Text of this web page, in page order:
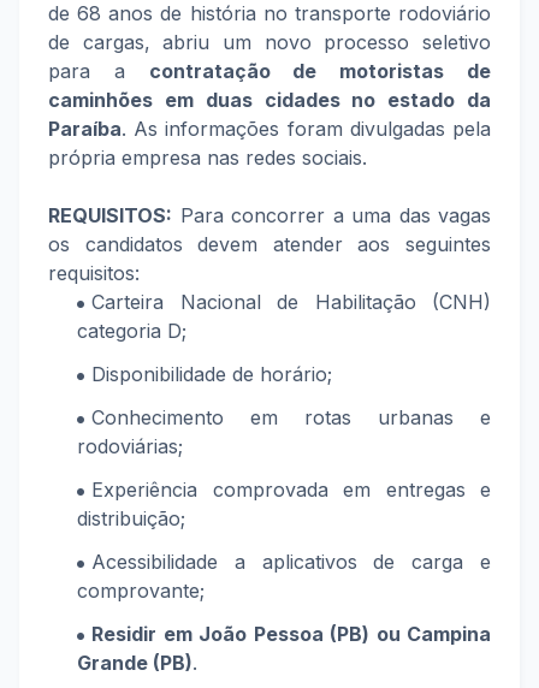
de 68 anos de história no transporte rodoviário
de cargas, abriu um novo processo seletivo
para a contratação de motoristas de
caminhões em duas cidades no estado da
Paraíba. As informações foram divulgadas pela
própria empresa nas redes sociais.
REQUISITOS: Para concorrer a uma das vagas
os candidatos devem atender aos seguintes
requisitos:
Carteira Nacional de Habilitação (CNH)
categoria D;
Disponibilidade de horário;
Conhecimento em rotas urbanas e
rodoviárias;
Experiência comprovada em entregas e
distribuição;
Acessibilidade a aplicativos de carga e
comprovante;
Residir em João Pessoa (PB) ou Campina
Grande (PB).